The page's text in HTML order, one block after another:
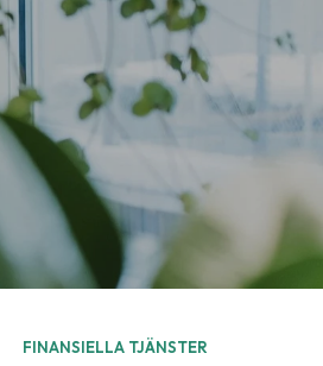
FINANSIELLA TJÄNSTER